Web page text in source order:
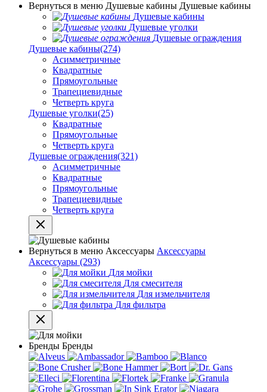
Вернуться в меню Душевые кабины Душевые кабины
Душевые кабины
Душевые уголки
Душевые ограждения
Душевые кабины(274)
Асимметричные
Квадратные
Прямоугольные
Трапециевидные
Четверть круга
Душевые уголки(25)
Квадратные
Прямоугольные
Четверть круга
Душевые ограждения(321)
Асимметричные
Квадратные
Прямоугольные
Трапециевидные
Четверть круга
Вернуться в меню Аксессуары Аксессуары
Аксессуары (293)
Для мойки
Для смесителя
Для измельчителя
Для фильтра
Бренды Бренды